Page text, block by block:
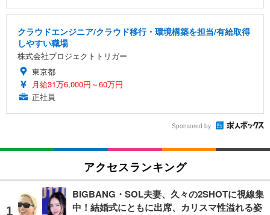
クラウドエンジニア/クラウド移行・環境構築を担当/有給取得
しやすい職場
株式会社プロジェクトトリガー
東京都
月給31万6,000円～60万円
正社員
Sponsored by
アクセスランキング
BIGBANG・SOL夫妻、久々の2SHOTに視線集
中！結婚式にともに出席、カリスマ性溢れる姿